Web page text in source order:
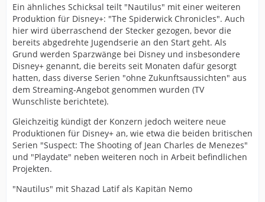
Ein ähnliches Schicksal teilt "Nautilus" mit einer weiteren
Produktion für Disney+: "The Spiderwick Chronicles". Auch
hier wird überraschend der Stecker gezogen, bevor die
bereits abgedrehte Jugendserie an den Start geht. Als
Grund werden Sparzwänge bei Disney und insbesondere
Disney+ genannt, die bereits seit Monaten dafür gesorgt
hatten, dass diverse Serien "ohne Zukunftsaussichten" aus
dem Streaming-Angebot genommen wurden (TV
Wunschliste berichtete).
Gleichzeitig kündigt der Konzern jedoch weitere neue
Produktionen für Disney+ an, wie etwa die beiden britischen
Serien "Suspect: The Shooting of Jean Charles de Menezes"
und "Playdate" neben weiteren noch in Arbeit befindlichen
Projekten.
"Nautilus" mit Shazad Latif als Kapitän Nemo